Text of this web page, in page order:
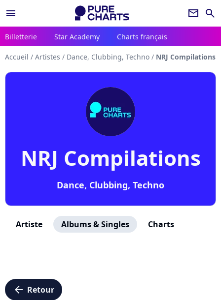
menu newsletter search
Billetterie Star Academy Charts français
Accueil / Artistes / Dance, Clubbing, Techno / NRJ Compilations
NRJ Compilations
Dance, Clubbing, Techno
Artiste Albums & Singles Charts
arrow_left Retour